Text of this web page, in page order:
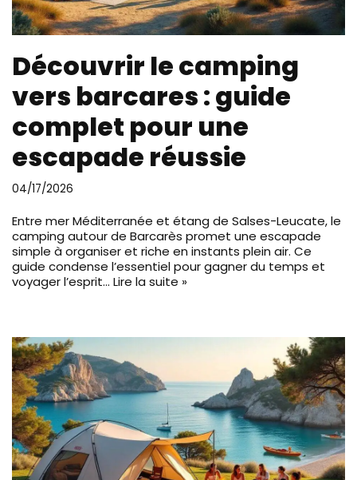
Découvrir le camping
vers barcares : guide
complet pour une
escapade réussie
04/17/2026
Entre mer Méditerranée et étang de Salses-Leucate, le
camping autour de Barcarès promet une escapade
simple à organiser et riche en instants plein air. Ce
guide condense l’essentiel pour gagner du temps et
voyager l’esprit… Lire la suite »